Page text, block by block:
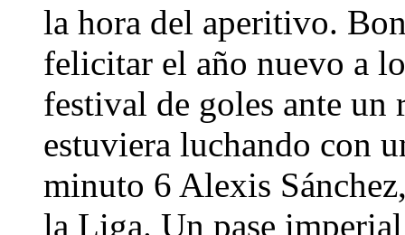
la hora del aperitivo.
felicitar el año nuevo a
festival de goles ante
estuviera luchando con
minuto 6 Alexis
la Liga. Un pase